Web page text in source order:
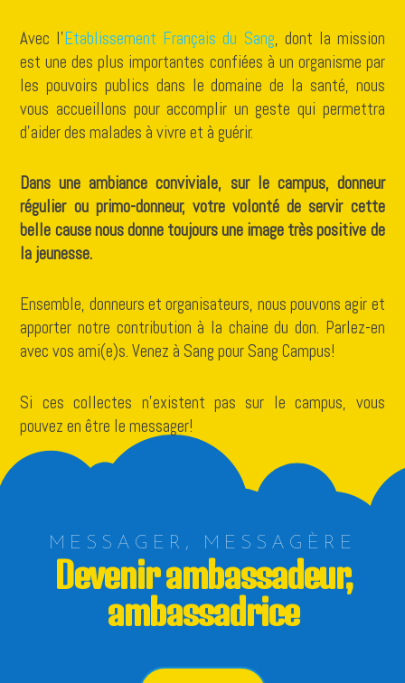
Avec l’Etablissement Français du Sang, dont la mission
est une des plus importantes confiées à un organisme par
les pouvoirs publics dans le domaine de la santé, nous
vous accueillons pour accomplir un geste qui permettra
d’aider des malades à vivre et à guérir.
Dans une ambiance conviviale, sur le campus, donneur
régulier ou primo-donneur, votre volonté de servir cette
belle cause nous donne toujours une image très positive de
la jeunesse.
Ensemble, donneurs et organisateurs, nous pouvons agir et
apporter notre contribution à la chaine du don. Parlez-en
avec vos ami(e)s. Venez à Sang pour Sang Campus!
Si ces collectes n’existent pas sur le campus, vous
pouvez en être le messager!
MESSAGER, MESSAGÈRE
Devenir ambassadeur,
ambassadrice